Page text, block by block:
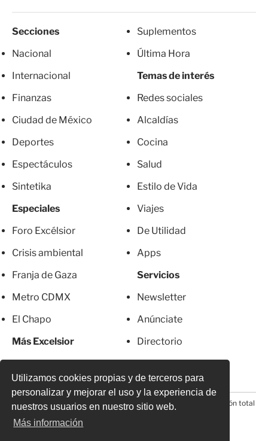
Utilizamos cookies propias y de terceros para
personalizar y mejorar el uso y la experiencia de
nuestros usuarios en nuestro sitio web.
Más información
Secciones
Nacional
Internacional
Finanzas
Ciudad de México
Deportes
Espectáculos
Sintetika
Especiales
Foro Excélsior
Crisis ambiental
Franja de Gaza
Metro CDMX
El Chapo
Más Excelsior
Suplementos
Última Hora
Temas de interés
Redes sociales
Alcaldías
Cocina
Salud
Estilo de Vida
Viajes
De Utilidad
Apps
Servicios
Newsletter
Anúnciate
Directorio
© 2026 Todos los derechos reservados. Prohibida la reproducción total
o parcial, incluyendo cualquier medio electrónico*